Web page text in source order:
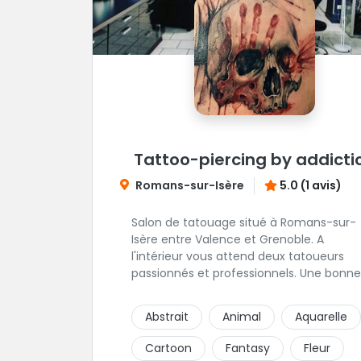
Tattoo-piercing by
Romans-sur-Isère 5.0 (1 avis)
Salon de tatouage situé à Romans-sur-
Isère entre Valence et Grenoble. A
l'intérieur vous attend deux tatoueurs
passionnés et professionnels. Une bonne
shop en compagnie de Angéline et Ludo.
Abstrait Animal
Aquarelle
Cartoon
Fantasy Fleur